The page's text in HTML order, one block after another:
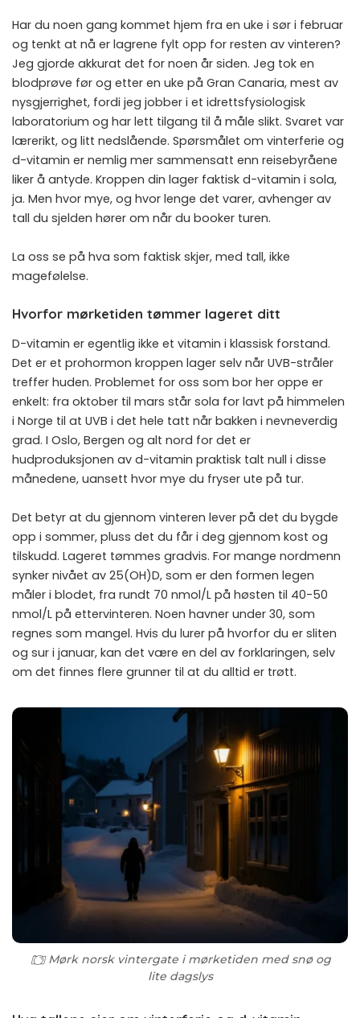
Har du noen gang kommet hjem fra en uke i sør i februar
og tenkt at nå er lagrene fylt opp for resten av vinteren?
Jeg gjorde akkurat det for noen år siden. Jeg tok en
blodprøve før og etter en uke på Gran Canaria, mest av
nysgjerrighet, fordi jeg jobber i et idrettsfysiologisk
laboratorium og har lett tilgang til å måle slikt. Svaret var
lærerikt, og litt nedslående. Spørsmålet om vinterferie og
d-vitamin er nemlig mer sammensatt enn reisebyråene
liker å antyde. Kroppen din lager faktisk d-vitamin i sola,
ja. Men hvor mye, og hvor lenge det varer, avhenger av
tall du sjelden hører om når du booker turen.
La oss se på hva som faktisk skjer, med tall, ikke
magefølelse.
Hvorfor mørketiden tømmer lageret ditt
D-vitamin er egentlig ikke et vitamin i klassisk forstand.
Det er et prohormon kroppen lager selv når UVB-stråler
treffer huden. Problemet for oss som bor her oppe er
enkelt: fra oktober til mars står sola for lavt på himmelen
i Norge til at UVB i det hele tatt når bakken i nevneverdig
grad. I Oslo, Bergen og alt nord for det er
hudproduksjonen av d-vitamin praktisk talt null i disse
månedene, uansett hvor mye du fryser ute på tur.
Det betyr at du gjennom vinteren lever på det du bygde
opp i sommer, pluss det du får i deg gjennom kost og
tilskudd. Lageret tømmes gradvis. For mange nordmenn
synker nivået av 25(OH)D, som er den formen legen
måler i blodet, fra rundt 70 nmol/L på høsten til 40-50
nmol/L på ettervinteren. Noen havner under 30, som
regnes som mangel. Hvis du lurer på hvorfor du er sliten
og sur i januar, kan det være en del av forklaringen, selv
om det finnes flere grunner til at du alltid er trøtt.
Mørk norsk vintergate i mørketiden med snø og
lite dagslys